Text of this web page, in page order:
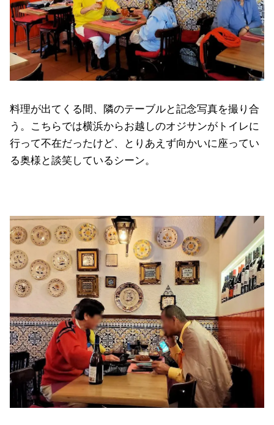
料理が出てくる間、隣のテーブルと記念写真を撮り合
う。こちらでは横浜からお越しのオジサンがトイレに
行って不在だったけど、とりあえず向かいに座ってい
る奥様と談笑しているシーン。